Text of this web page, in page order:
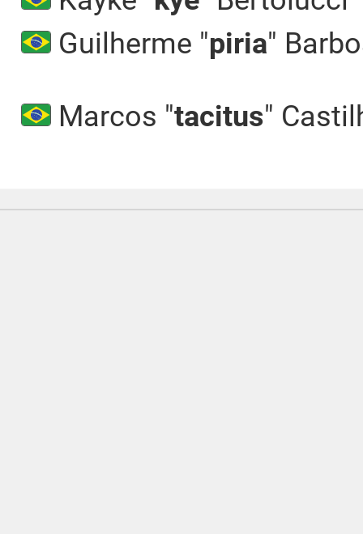
Guilherme "piria"
Marcos "tacitus"